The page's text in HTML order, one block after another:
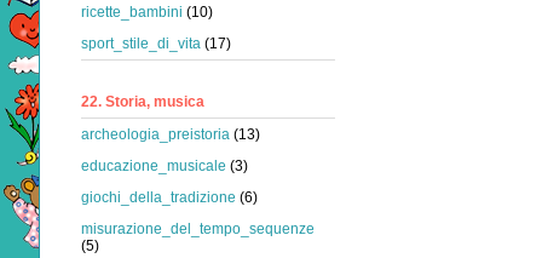
ricette_bambini (10)
sport_stile_di_vita (17)
22. Storia, musica
archeologia_preistoria (13)
educazione_musicale (3)
giochi_della_tradizione (6)
misurazione_del_tempo_sequenze
(5)